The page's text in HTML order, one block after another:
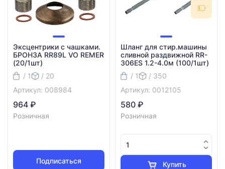
Эксцентрики с чашками.
БРОНЗА RR89L VO REMER
(20/1шт)
/ 1
/ 20
Артикул: 008984
964 ₽
Розничная
Подписаться
Шланг для стир.машины
сливной раздвижной RR-
306ES 1.2-4.0м (100/1шт)
/ 1
/ 350
Артикул: 0012105
580 ₽
Розничная
Купить